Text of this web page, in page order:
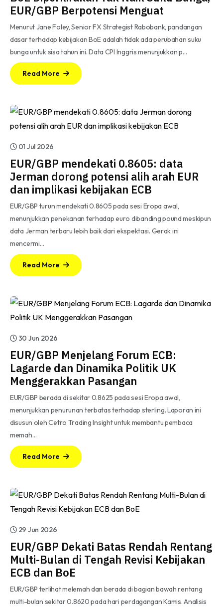
EUR/GBP Berpotensi Menguat
Menurut Jane Foley, Senior FX Strategist Rabobank, pandangan
dasar terhadap kebijakan BoE adalah tidak ada perubahan suku
bunga untuk sisa tahun ini. Data CPI Inggris menunjukkan p…
Read More
01 Jul 2026
EUR/GBP mendekati 0.8605: data
Jerman dorong potensi alih arah EUR
dan implikasi kebijakan ECB
EUR/GBP turun mendekati 0.8605 pada sesi Eropa awal,
menunjukkan penekanan terhadap euro dibanding pound meskipun
data Jerman terbaru lebih baik dari ekspektasi. Gerak ini
mencermi…
Read More
30 Jun 2026
EUR/GBP Menjelang Forum ECB:
Lagarde dan Dinamika Politik UK
Menggerakkan Pasangan
EUR/GBP berada di sekitar 0.8625 pada sesi Eropa awal,
menunjukkan penurunan terbatas terhadap sterling. Laporan ini
disusun oleh Cetro Trading Insight untuk membantu pembaca
memah…
Read More
29 Jun 2026
EUR/GBP Dekati Batas Rendah Rentang
Multi-Bulan di Tengah Revisi Kebijakan
ECB dan BoE
EUR/GBP terlihat melemah dan berada di bagian bawah rentang
multi-bulan sekitar 0.8620 pada hari perdagangan Kamis. Analisis